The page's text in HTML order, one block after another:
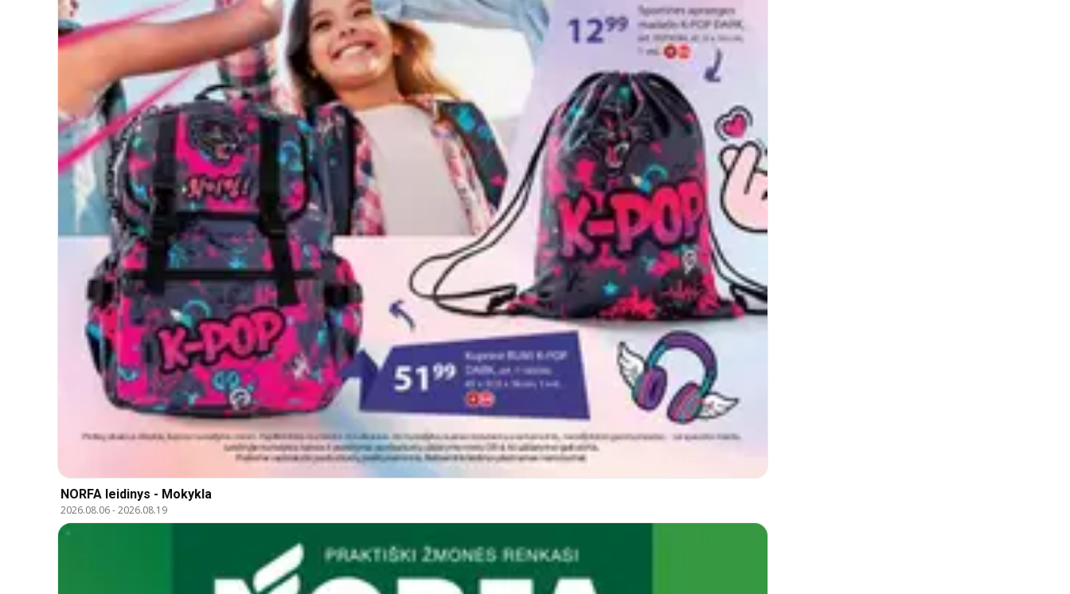
NORFA leidinys - Mokykla
2026.08.06-2026.08.19